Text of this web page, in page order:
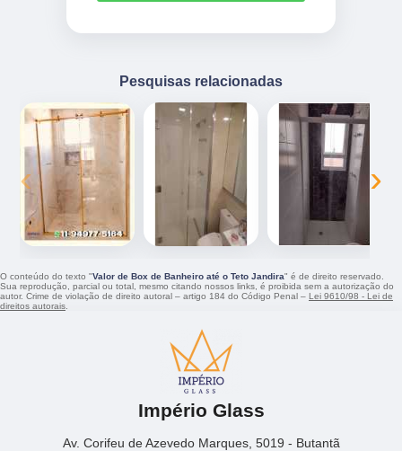
Pesquisas relacionadas
‹ ›
O conteúdo do texto "Valor de Box de Banheiro até o Teto Jandira" é de direito reservado.
Sua reprodução, parcial ou total, mesmo citando nossos links, é proibida sem a autorização do
autor. Crime de violação de direito autoral – artigo 184 do Código Penal – Lei 9610/98 - Lei de
direitos autorais.
Império Glass
Av. Corifeu de Azevedo Marques, 5019 - Butantã